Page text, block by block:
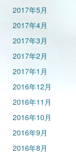
2017年5月
2017年4月
2017年3月
2017年2月
2017年1月
2016年12月
2016年11月
2016年10月
2016年9月
2016年8月